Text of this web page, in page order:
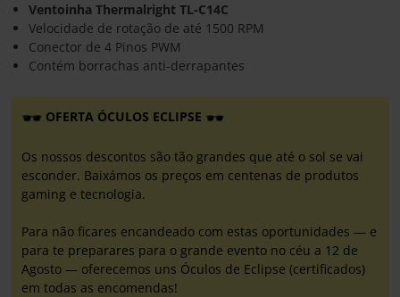
Ventoinha Thermalright TL-C14C
Velocidade de rotação de até 1500 RPM
Conector de 4 Pinos PWM
Contém borrachas anti-derrapantes
OFERTA ÓCULOS ECLIPSE
Os nossos descontos são tão grandes que até o sol se vai
esconder. Baixámos os preços em centenas de produtos
gaming e tecnologia.
Para não ficares encandeado com estas oportunidades — e
para te preparares para o grande evento no céu a 12 de
Agosto — oferecemos uns Óculos de Eclipse (certificados)
em todas as encomendas!